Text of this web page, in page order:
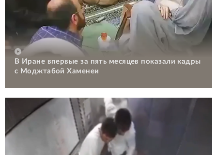
В Иране впервые за пять месяцев показали кадры
с Моджтабой Хаменеи